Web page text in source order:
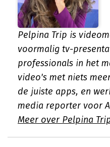
Pelpina Trip is
voormalig tv-
professionals in het
video's met niets
de juiste apps, en
media reporter voor
Meer over Pelpina